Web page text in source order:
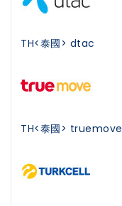
TH<泰國> dtac
TH<泰國> truemove